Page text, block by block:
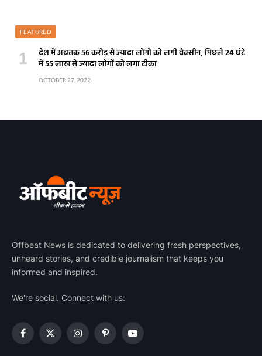
FEATURED
देश में अबतक 56 करोड़ से ज्यादा लोगों को लगी वैक्सीन, पिछले 24 घंटे
में 55 लाख से ज्यादा लोगों को लगा टीका
OCTOBER 27, 2022
Offbeat News is dedicated to delivering fresh perspectives,
unheard stories, and credible journalism that keeps you
informed and inspired.
We're social. Connect with us:
Facebook
X
InstagramPinterestYouTube